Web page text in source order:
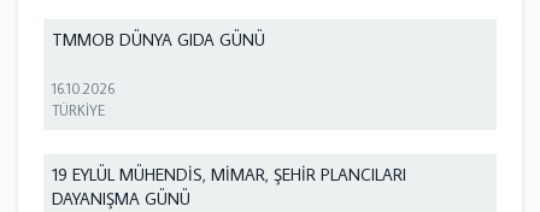
TMMOB DÜNYA GIDA GÜNÜ
16.10.2026
TÜRKİYE
19 EYLÜL MÜHENDİS, MİMAR, ŞEHİR PLANCILARI
DAYANIŞMA GÜNÜ